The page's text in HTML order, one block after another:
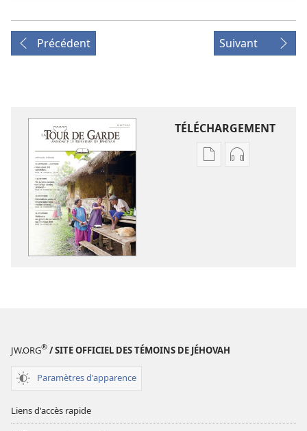
Précédent Suivant
TÉLÉCHARGEMENT
OptionsOptions
JW.ORG® / SITE OFFICIEL DES TÉMOINS DE JÉHOVAH
Paramètres d'apparence
Liens d'accès rapide